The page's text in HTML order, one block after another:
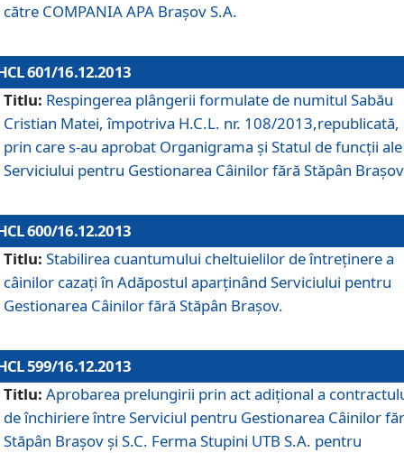
către COMPANIA APA Braşov S.A.
601/16.12.2013
Titlu: Respingerea plângerii formulate de numitul Sabău
Cristian Matei, împotriva H.C.L. nr. 108/2013,republicată,
prin care s-au aprobat Organigrama şi Statul de funcţii ale
Serviciului pentru Gestionarea Câinilor fără Stăpân
600/16.12.2013
Titlu: Stabilirea cuantumului cheltuielilor de întreţinere a
câinilor cazaţi în Adăpostul aparţinând Serviciului pentru
Gestionarea Câinilor fără Stăpân Braşov.
599/16.12.2013
Titlu: Aprobarea prelungirii prin act adiţional a
de închiriere între Serviciul pentru Gestionarea Câinilor
Stăpân Braşov şi S.C. Ferma Stupini UTB S.A. pentru